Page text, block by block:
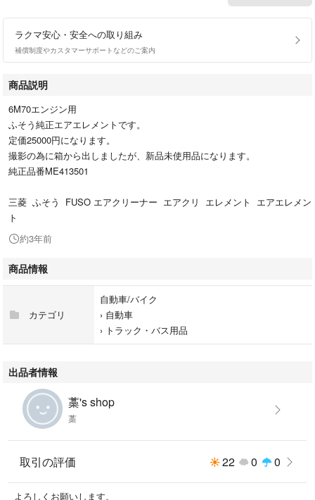
ラクマ安心・安全への取り組み
補償制度やカスタマーサポートなどのご案内
商品説明
6M70エンジン用
ふそう純正エアエレメントです。
定価25000円になります。
撮影の為に箱から出しましたが、新品未使用品になります。
純正品番ME413501
三菱 ふそう FUSO エアクリーナー エアクリ エレメント エアエレメン
ト
約3年前
商品情報
カテゴリ
自動車/バイク
› 自動車
› トラック・バス用品
出品者情報
藁's shop
藁
取引の評価 22 0 0
よろしくお願いします。